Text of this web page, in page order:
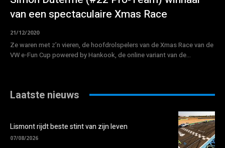
van een spectaculaire Xmas Race
21/12/2020
Ze waren met z’n vieren, de hoofdrolspelers van de Xmas Race van de
VW e-Fun Cup powered by Hankook, de online variant van de...
Laatste nieuws
Lismont rijdt beste stint van zijn leven
07/08/2026